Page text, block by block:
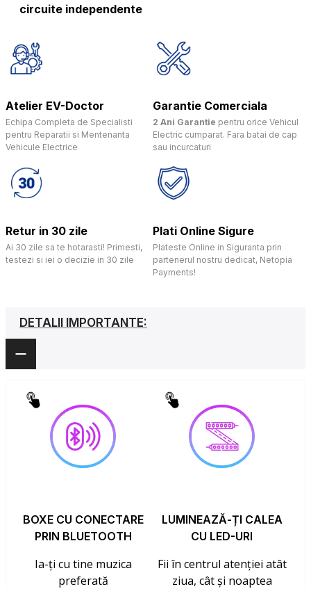
circuite independente
Atelier EV-Doctor
Echipa Completa de Specialisti
pentru Reparatii si Mentenanta
Vehicule Electrice
Garantie Comerciala
2 Ani Garantie pentru orice Vehicul
Electric cumparat. Fara batai de cap
sau incurcaturi
Retur in 30 zile
Ai 30 zile sa te hotarasti! Primesti,
testezi si iei o decizie in 30 zile
Plati Online Sigure
Plateste Online in Siguranta prin
partenerul nostru dedicat, Netopia
Payments!
DETALII IMPORTANTE:
BOXE CU CONECTARE
PRIN BLUETOOTH
Ia-ți cu tine muzica
preferată
LUMINEAZĂ-ȚI CALEA
CU LED-URI
Fii în centrul atenției atât
ziua, cât și noaptea